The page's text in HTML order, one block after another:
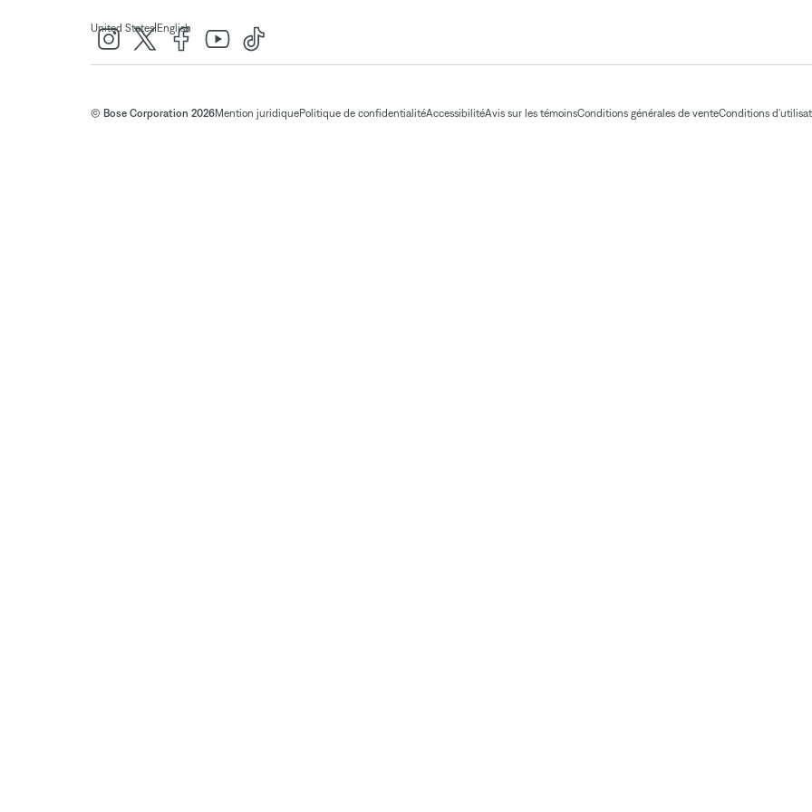
United States| English
© Bose Corporation 2026Mention juridiquePolitique de confidentialitéAccessibilitéAvis sur les témoinsConditions générales de venteConditions